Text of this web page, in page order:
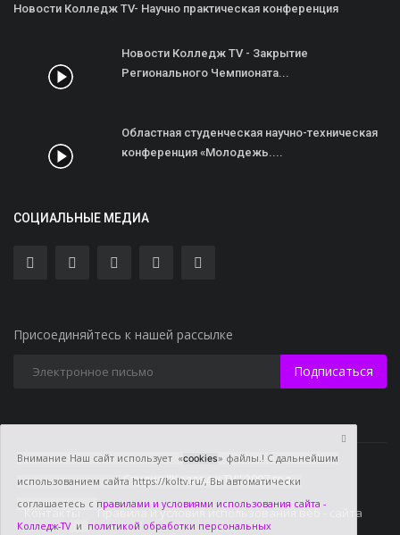
Новости Колледж TV- Научно практическая конференция
Новости Колледж TV - Закрытие
Регионального Чемпионата...
Областная студенческая научно-техническая
конференция «Молодежь....
СОЦИАЛЬНЫЕ МЕДИА
Присоединяйтесь к нашей рассылке
Подписаться
Студия "Колледж TV" 2007 год
Контакты Правила и условия использования веб - сайта
Внимание Наш сайт использует «cookies» файлы.! С дальнейшим
использованием сайта https://koltv.ru/, Вы автоматически
соглашаетесь с правилами и условиями использования сайта -
Колледж-TV и политикой обработки персональных